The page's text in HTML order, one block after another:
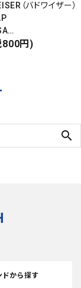
（バドワイザー）
800円)
search
ドから探す